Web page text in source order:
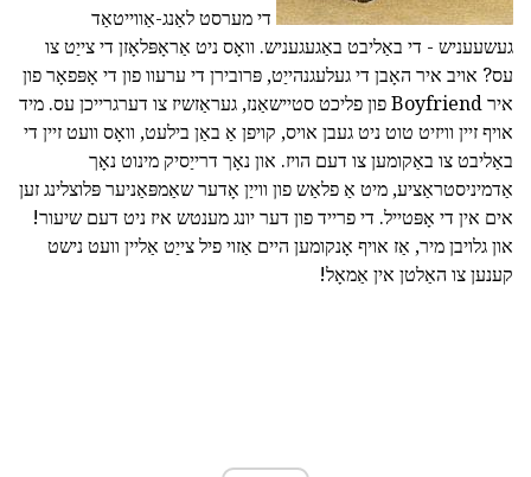
די מערסט לאַנג-אַווייטאַד
געשעעניש - די באַליבט באַגעגעניש. וואָס ניט אַראָפּלאָזן די צייַט צו
עס? אויב איר האָבן די געלעגנהייַט, פּרובירן די ערעוו פון די אָפּפאָר פון
איר Boyfriend פון פליכט סטיישאַנז, געראַזשיז צו דערגרייכן עס. מיד
אויף זיין וויזיט טוט ניט געבן אויס, קויפן אַ באַן בילעט, וואָס וועט זיין די
באַליבט צו באַקומען צו דעם הויז. און נאָך דרייַסיק מינוט נאָך
אַדמיניסטראַציע, מיט אַ פלאַש פון ווייַן אָדער שאַמפּאַניער פּלוצלינג זען
אים אין די אָפּטייל. די פרייד פון דער יונג מענטש איז ניט דעם שיעור!
און גלויבן מיר, אַז אויף אָנקומען היים אַזוי פיל צייַט אַליין וועט נישט
קענען צו האַלטן אין אַמאָל!